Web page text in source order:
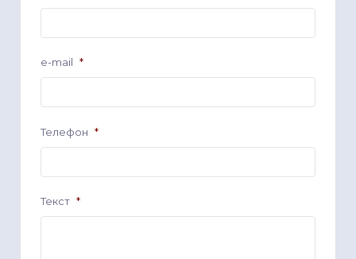
e-mail *
Телефон *
Текст *